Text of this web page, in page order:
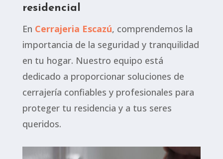
residencial
En Cerrajeria Escazú, comprendemos la
importancia de la seguridad y tranquilidad
en tu hogar. Nuestro equipo está
dedicado a proporcionar soluciones de
cerrajería confiables y profesionales para
proteger tu residencia y a tus seres
queridos.